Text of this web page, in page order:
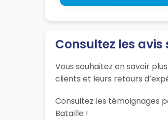
Consultez les avis
Vous souhaitez en savoir
clients et leurs retours
Consultez les témoignages
Bataille !